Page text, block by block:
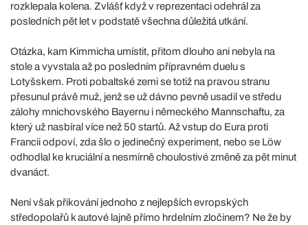
rozklepala kolena. Zvlášť když v reprezentaci odehrál za
posledních pět let v podstatě všechna důležitá utkání.
Otázka, kam Kimmicha umístit, přitom dlouho ani nebyla na
stole a vyvstala až po posledním přípravném duelu s
Lotyšskem. Proti pobaltské zemi se totiž na pravou stranu
přesunul právě muž, jenž se už dávno pevně usadil ve středu
zálohy mnichovského Bayernu i německého Mannschaftu, za
který už nasbíral více než 50 startů. Až vstup do Eura proti
Francii odpoví, zda šlo o jedinečný experiment, nebo se Löw
odhodlal ke kruciální a nesmírně choulostivé změně za pět minut
dvanáct.
Není však přikování jednoho z nejlepších evropských
středopolařů k autové lajně přímo hrdelním zločinem? Ne že by